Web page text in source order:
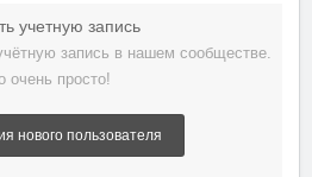
учетную запись
запись в нашем сообществе.
очень просто!
нового пользователя